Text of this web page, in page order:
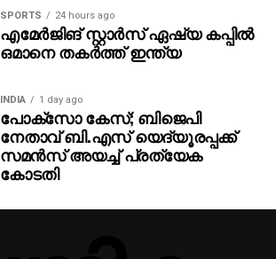
SPORTS 24 hours ago
എമേര്‍ജിങ് സ്റ്റാര്‍സ് ഏഷ്യ കപ്പില്‍
ഒമാനെ തകര്‍ത്ത് ഇന്ത്യ
INDIA 1 day ago
പോക്‌സോ കേസ്; ബിജെപി
നേതാവ് ബി.എസ് യെദ്യൂരപ്പക്ക്
സമന്‍സ് അയച്ച് പ്രത്യേക
കോടതി